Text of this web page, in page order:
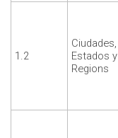
1.2
Ciudades,
Estados y
Regions